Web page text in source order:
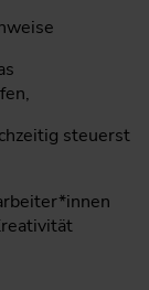
steuerst